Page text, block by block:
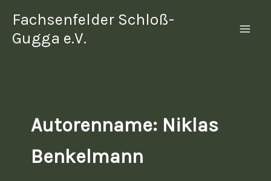
Inhalt
springen
Fachsenfelder Schloß-
Gugga e.V.
Autorenname: Niklas
Benkelmann